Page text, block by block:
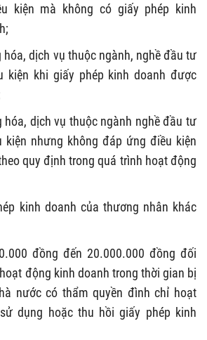
kiện mà không có giấy phép kinh
hóa, dịch vụ thuộc ngành, nghề đầu tư
kiện khi giấy phép kinh doanh được
hóa, dịch vụ thuộc ngành nghề đầu tư
kiện nhưng không đáp ứng điều kiện
quy định trong quá trình hoạt động
kinh doanh của thương nhân khác
đồng đến 20.000.000 đồng đối
động kinh doanh trong thời gian bị
nước có thẩm quyền đình chỉ hoạt
dụng hoặc thu hồi giấy phép kinh